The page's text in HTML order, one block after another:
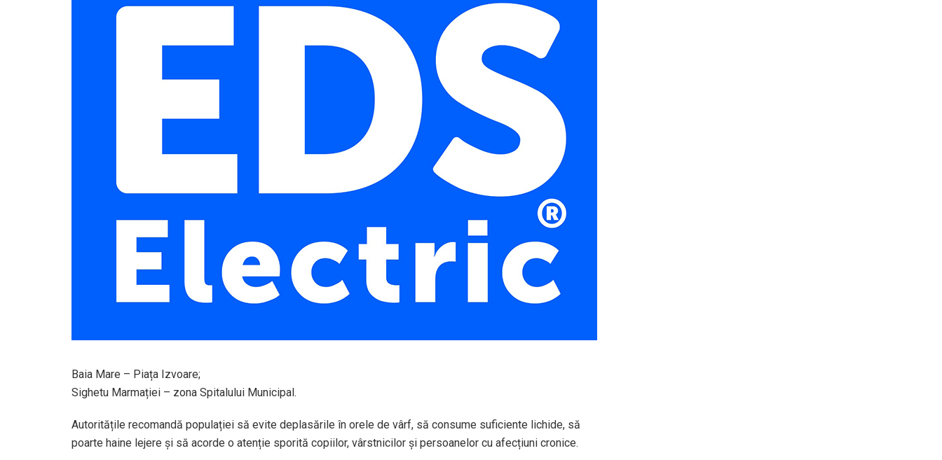
Baia Mare – Piața Izvoare;
Sighetu Marmației – zona Spitalului Municipal.
Autoritățile recomandă populației să evite deplasările în orele de vârf, să consume suficiente lichide, să
poarte haine lejere și să acorde o atenție sporită copiilor, vârstnicilor și persoanelor cu afecțiuni cronice.